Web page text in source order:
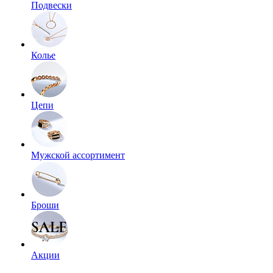
Подвески
Колье
Цепи
Мужской ассортимент
Броши
Акции